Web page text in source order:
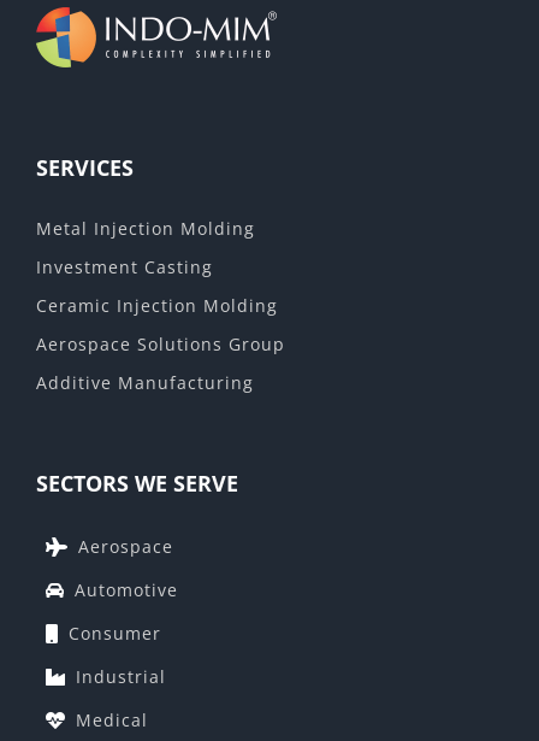
SERVICES
Metal Injection Molding
Investment Casting
Ceramic Injection Molding
Aerospace Solutions Group
Additive Manufacturing
SECTORS WE SERVE
Aerospace
Automotive
Consumer
Industrial
Medical